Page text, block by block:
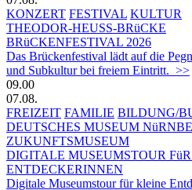
KONZERT FESTIVAL KULTUR
THEODOR-HEUSS-BRüCKE
BRüCKENFESTIVAL 2026
Das Brückenfestival lädt auf die
und Subkultur bei freiem Eintritt. >>
09.00
07.08.
FREIZEIT FAMILIE BILDUNG/
DEUTSCHES MUSEUM
ZUKUNFTSMUSEUM
DIGITALE MUSEUMSTOUR
ENTDECKERINNEN
Digitale Museumstour für kleine